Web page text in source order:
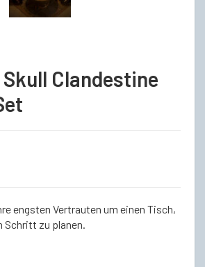
Clandestine
engsten Vertrauten um einen Tisch,
Schritt zu planen.